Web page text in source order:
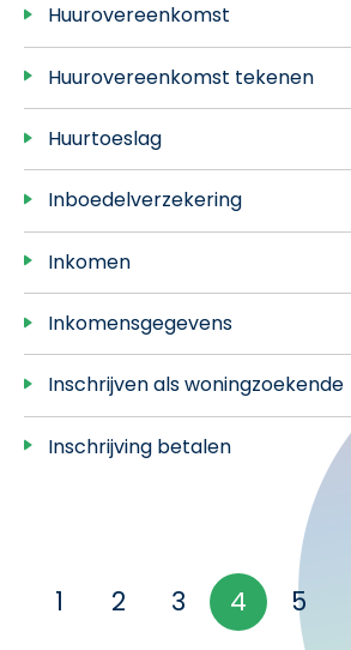
Huurovereenkomst
Huurovereenkomst tekenen
Huurtoeslag
Inboedelverzekering
Inkomen
Inkomensgegevens
Inschrijven als woningzoekende
Inschrijving betalen
Selecteer een
1 2 3 4 5